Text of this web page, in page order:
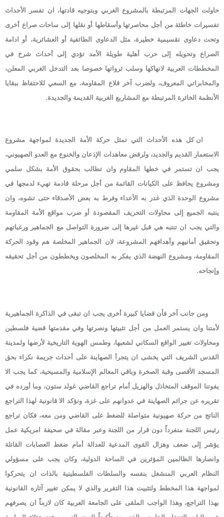
حاولت الجهات المرتبطة بالمشروع الغربي وبتوجيه قادتها، ان تفسر الأحداث
تفسيرات خاطئة من أجل محاصرتها وأسقاطها أو نقلها إلى ساحات صراع أخرى
وتحت دعاوى تقسيمية خطيرة، مثل الدعاوى الطائفية أو العشائرية، أو ادامة
الصراع وتحويله إلى حرب أهلية طويلة الأمد تؤدي إلى أحداث شرخ في
المخططات العربية لانهاكها وسلب ثرواتها خصوصا بعد التدخل الغربي المعلن،
والمخابراتي المعروف، ولضرب آخر قلاع المقاومة، مع السعي للاحتفاظ ببقايا
الأنظمة الخائرة المرتبطة مع المشاريع الغربية القديمة والجديدة.
ان كل هذه الأحداث التي تمثل حركة الأمة الجديدة لمواجهة مشروع
الاستعمار القديم والجديد، ولرفض معاهدات الإذعان والخنوع مع العدو الصهيوني،
يجب ان تستمر في خطها المقاوم وان تطالب بحقوق الأمة بشكل سلمي
ومشروع يحافظ على الكيانات القائمة من أجل مرحلة قادمة تهيء لدمجها في
مشروع الوحدة الذي غدر به الأعداء وفرط به بعض الأصدقاء حتى تشوه، وان
ينتبه الجميع إلى محاولات التحريف المقصودة أو ضرب مواقع الأمة المقاومة
والتي يجب ان تنتبه هي قبل غيرها إلى ضرورة التواصل مع الجماهير ورغباتهم
وتحقيق أمانيهم وأهدافهم المشروعة، لان الجماهير المخلصة هم وقود الحركة
المقاومة، ومشروع النهضة الذي يفكر به المخلصون ويخططون من أجل تحقيقه
وإنجاحه.
ومن جانب آخر فأن قضايا كبيرة أخرى يجب ان تبقى في الذاكرة الجماهيرية
لأمتنا وان يستمر العمل من أجل تثبيتها ونصرتها وفي مقدمتها قضية فلسطين
ومحاولات تغيير الواقع السكاني لشعبها، وطمس الهوية التاريخية لأرضها ولمدينة
القدس الشريف التي يخشى ان يتجرأ الصهاينة على أحداث جريمة نكراء بحق
المسجد الأقصى وقبة الصخرة وباقي المعالم الإسلامية والمسيحية، كما يجب الا
يفوتنا الموقف المتخاذل والهزيل أمام تراجع القاضي غولد ستون، وما أورده في
تقريره عن جرائم الصهاينة في عدوانهم على غزة، ونؤكد الا قانونية لهذا التراجع
الناتج من حركة صهيونية متواصلة للضغط على القاضي ومن معه، فكان تراجع
رئيس اللجنة منفرداً دون قرار من اللجنة وعبر مقالة في صحيفة امريكية عمل
يؤشر إلى ضعف وهزال القوى المدعية للعدالة أمام ضغط العصابات القاتلة
وانصارها الظالمين المؤثرين في الساحة الدولية، وكان يجب على مسؤولي
النظام العربي المنشغل بنفسه والسلطات الفلسطينية بالذات ان يتحركوا
لمواجهة هذا المخطط ولتثبيت هذا التقرير والذي لا يمكن تغيير آثاره القانونية
بهذا التراجع، وهذا الواجب الملقى على الجامعة العربية كان لازماً ان يصرفهم